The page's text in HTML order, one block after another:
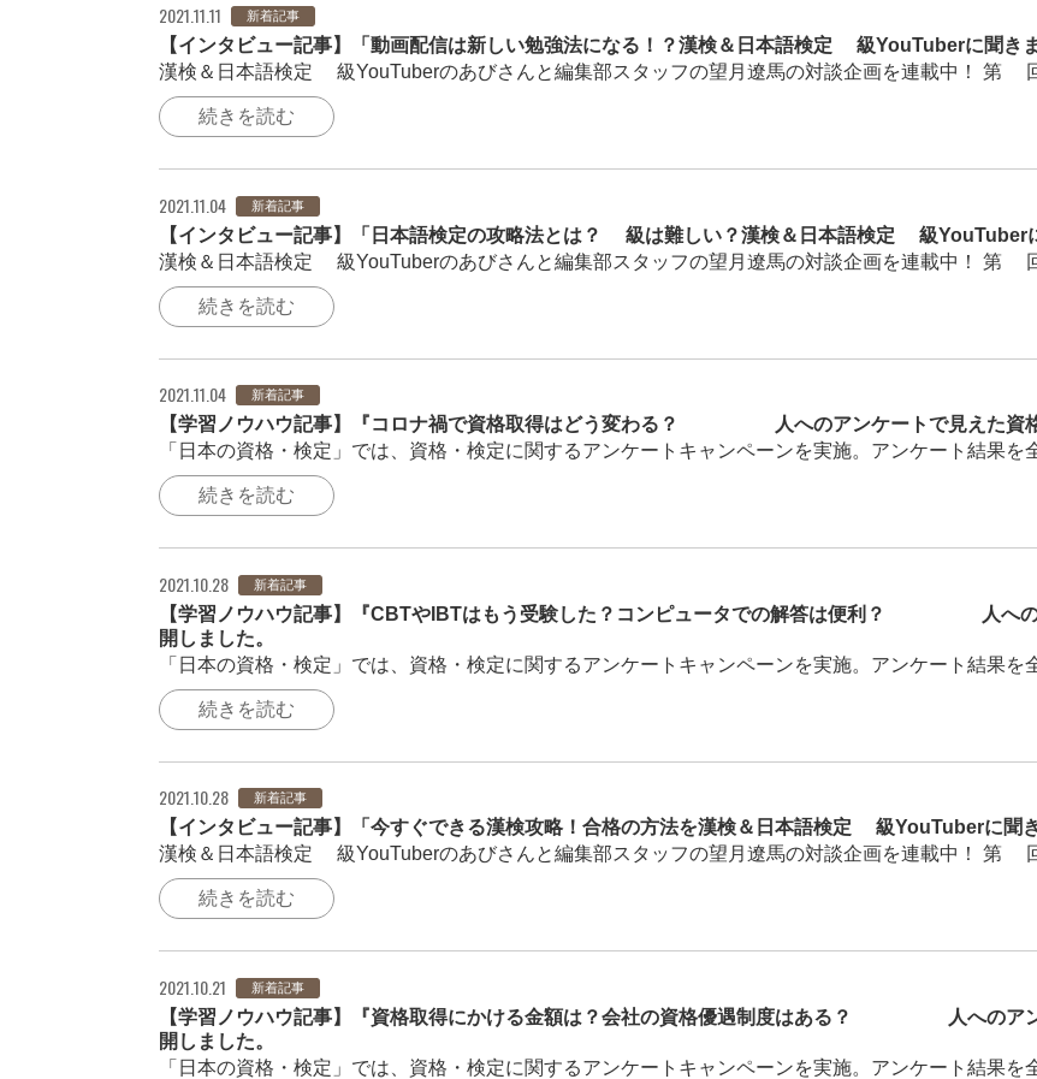
2021.11.11 新着記事
【インタビュー記事】「動画配信は新しい勉強法になる！？漢検＆日本語検定1級YouTuberに聞き
漢検＆日本語検定1級YouTuberのあびさんと編集部スタッフの望月遼馬の対談企画を連載中！ 第4
続きを読む
2021.11.04 新着記事
【インタビュー記事】「日本語検定の攻略法とは？1級は難しい？漢検＆日本語検定1級YouTuber
漢検＆日本語検定1級YouTuberのあびさんと編集部スタッフの望月遼馬の対談企画を連載中！ 第3
続きを読む
2021.11.04 新着記事
【学習ノウハウ記事】『コロナ禍で資格取得はどう変わる？1300人へのアンケートで見えた資格
「日本の資格・検定」では、資格・検定に関するアンケートキャンペーンを実施。アンケート結果
続きを読む
2021.10.28 新着記事
【学習ノウハウ記事】『CBTやIBTはもう受験した？コンピュータでの解答は便利？1300人へ
開しました。
「日本の資格・検定」では、資格・検定に関するアンケートキャンペーンを実施。アンケート結果
続きを読む
2021.10.28 新着記事
【インタビュー記事】「今すぐできる漢検攻略！合格の方法を漢検＆日本語検定1級YouTuberに聞
漢検＆日本語検定1級YouTuberのあびさんと編集部スタッフの望月遼馬の対談企画を連載中！ 第2
続きを読む
2021.10.21 新着記事
【学習ノウハウ記事】『資格取得にかける金額は？会社の資格優遇制度はある？1300人へのア
開しました。
「日本の資格・検定」では、資格・検定に関するアンケートキャンペーンを実施。アンケート結果